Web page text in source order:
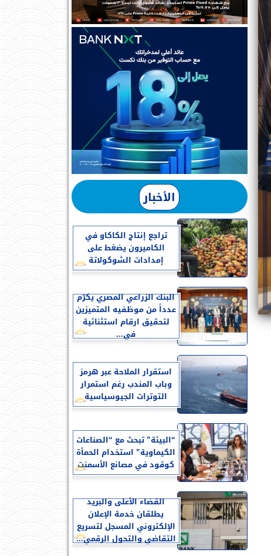
الأخبار
تراجع إنتاج الكاكاو في
الكاميرون يضغط على
إمدادات الشوكولاتة
البنك الزراعي المصري يكرّم
عدداً من موظفيه المتميزين
لتحقيق ارقام استثنائية
في...
استقرار الملاحة عبر هرمز
وباب المندب رغم استمرار
التوترات الجيوسياسية
“البيئة” تبحث مع “الصناعات
الكيماوية” استخدام الحمأة
كوقود في مصانع الأسمنت
القضاء الأعلى والبريد
يطلقان خدمة الإعلان
الإلكتروني المسجل لتسريع
التقاضي والتحول الرقمي...